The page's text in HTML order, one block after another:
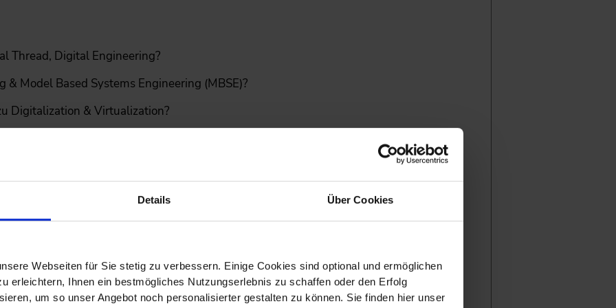
Details Über Cookies
Webseiten für Sie stetig zu verbessern. Einige Cookies sind optional und ermöglichen
erleichtern, Ihnen ein bestmögliches Nutzungserlebnis zu schaffen oder den Erfolg
um so unser Angebot noch personalisierter gestalten zu können. Sie finden hier unser
Thread, Digital Engineering?
& Model Based Systems Engineering (MBSE)?
Digitalization & Virtualization?
Projektmanagement bzw. Entwicklung & DevOps bzgl. Digital Twins
bei der Einführung und Potentiale?